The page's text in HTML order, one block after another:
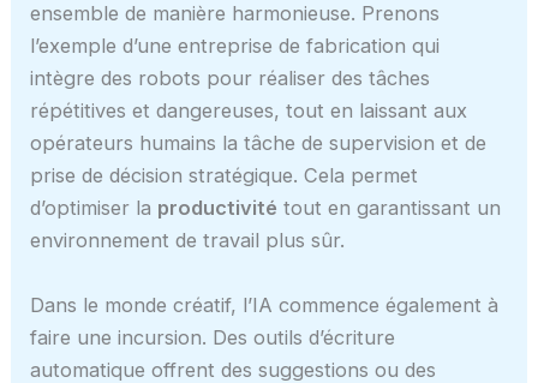
ensemble de manière harmonieuse. Prenons
l’exemple d’une entreprise de fabrication qui
intègre des robots pour réaliser des tâches
répétitives et dangereuses, tout en laissant aux
opérateurs humains la tâche de supervision et de
prise de décision stratégique. Cela permet
d’optimiser la productivité tout en garantissant un
environnement de travail plus sûr.
Dans le monde créatif, l’IA commence également à
faire une incursion. Des outils d’écriture
automatique offrent des suggestions ou des